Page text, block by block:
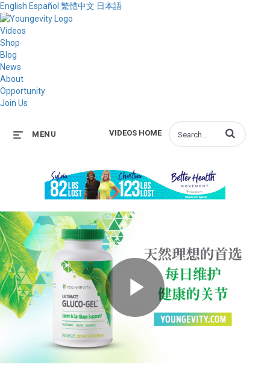
English Español 繁體中文 日本語
Videos
Shop
Blog
News
About
Opportunity
Join Us
VIDEOS HOME
MENU Enter terms to
Play